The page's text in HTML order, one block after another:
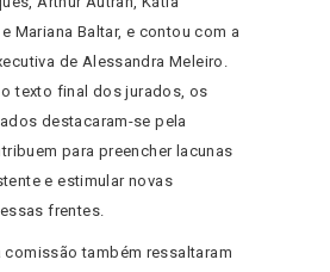
Mariana Baltar, e contou com a
de Alessandra Meleiro.
texto final dos jurados, os
destacaram-se pela
para preencher lacunas
e estimular novas
frentes.
comissão também ressaltaram